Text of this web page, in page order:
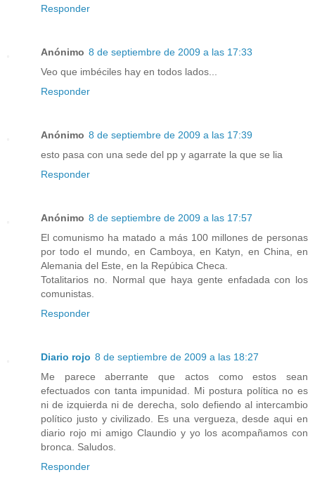
Responder
Anónimo 8 de septiembre de 2009 a las 17:33
Veo que imbéciles hay en todos lados...
Responder
Anónimo 8 de septiembre de 2009 a las 17:39
esto pasa con una sede del pp y agarrate la que se lia
Responder
Anónimo 8 de septiembre de 2009 a las 17:57
El comunismo ha matado a más 100 millones de personas
por todo el mundo, en Camboya, en Katyn, en China, en
Alemania del Este, en la Repúbica Checa.
Totalitarios no. Normal que haya gente enfadada con los
comunistas.
Responder
Diario rojo 8 de septiembre de 2009 a las 18:27
Me parece aberrante que actos como estos sean
efectuados con tanta impunidad. Mi postura política no es
ni de izquierda ni de derecha, solo defiendo al intercambio
político justo y civilizado. Es una vergueza, desde aqui en
diario rojo mi amigo Claundio y yo los acompañamos con
bronca. Saludos.
Responder